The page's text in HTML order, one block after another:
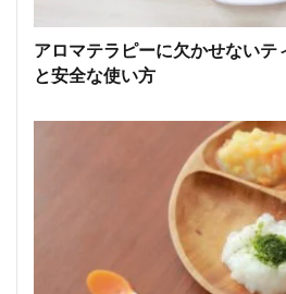
アロマテラピーに欠かせないテ
と安全な使い方